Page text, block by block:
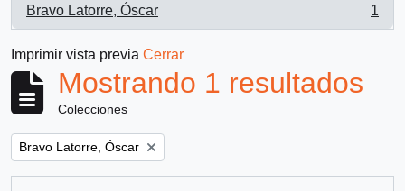
Bravo Latorre, Óscar
, 1 resultados
1
Imprimir vista previa Cerrar
Mostrando 1 resultados
Colecciones
Remove filter:
Bravo Latorre, Óscar